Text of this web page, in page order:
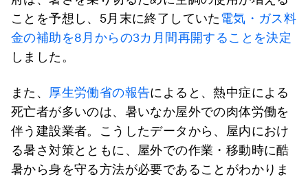
ことを予想し、5月末に終了していた電気・ガス料
金の補助を8月からの3カ月間再開することを決定
しました。
また、 厚生労働省の報告によると、熱中症による
死亡者が多いのは、暑いなか屋外での肉体労働を
伴う建設業者。こうしたデータから、屋内におけ
る暑さ対策とともに、屋外での作業・移動時に酷
暑から身を守る方法が必要であることがわかりま